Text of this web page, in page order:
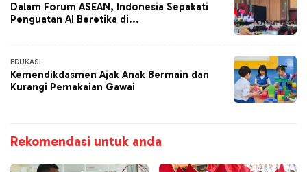
Dalam Forum ASEAN, Indonesia Sepakati
Penguatan AI Beretika di...
EDUKASI
Kemendikdasmen Ajak Anak Bermain dan
Kurangi Pemakaian Gawai
Rekomendasi untuk anda